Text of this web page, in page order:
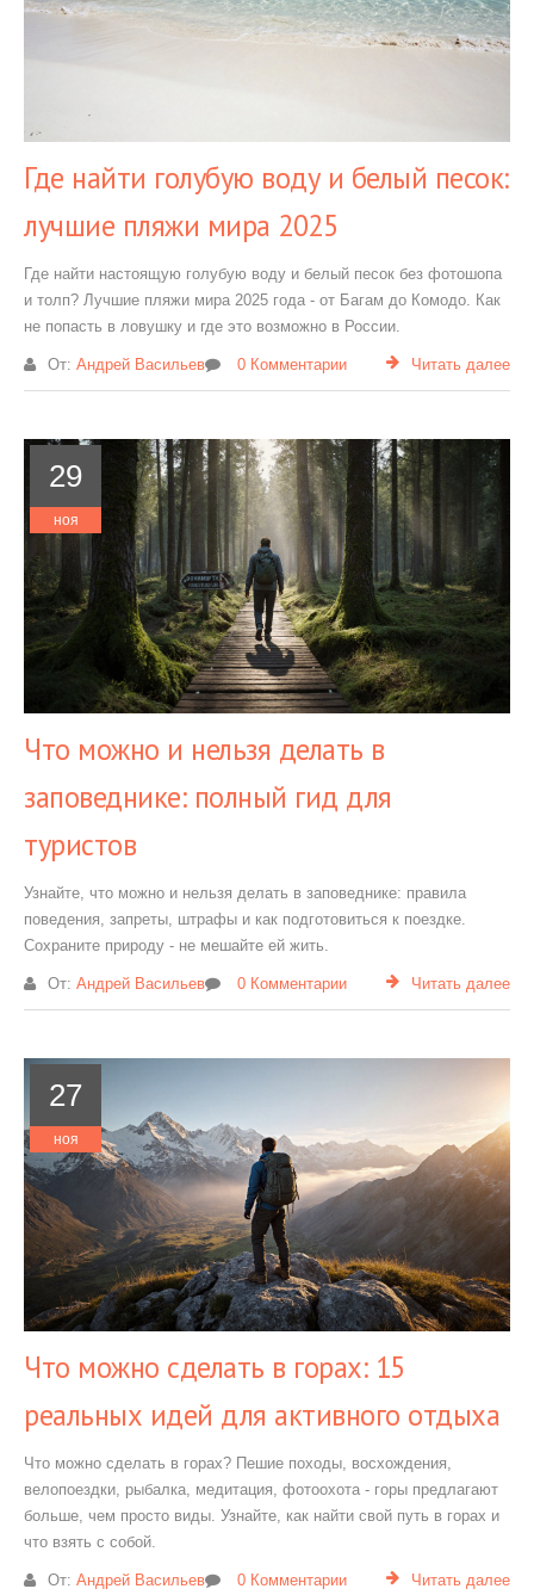
Где найти голубую воду и белый песок:
лучшие пляжи мира 2025
Где найти настоящую голубую воду и белый песок без фотошопа
и толп? Лучшие пляжи мира 2025 года - от Багам до Комодо. Как
не попасть в ловушку и где это возможно в России.
От: Андрей Васильев 0 Комментарии Читать далее
29
ноя
Что можно и нельзя делать в
заповеднике: полный гид для
туристов
Узнайте, что можно и нельзя делать в заповеднике: правила
поведения, запреты, штрафы и как подготовиться к поездке.
Сохраните природу - не мешайте ей жить.
От: Андрей Васильев 0 Комментарии Читать далее
27
ноя
Что можно сделать в горах: 15
реальных идей для активного отдыха
Что можно сделать в горах? Пешие походы, восхождения,
велопоездки, рыбалка, медитация, фотоохота - горы предлагают
больше, чем просто виды. Узнайте, как найти свой путь в горах и
что взять с собой.
От: Андрей Васильев 0 Комментарии Читать далее